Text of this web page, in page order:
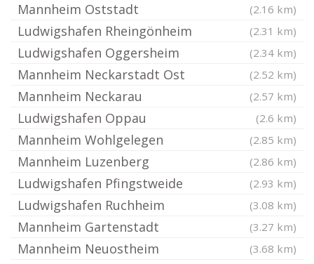
Mannheim Oststadt (2.16 km)
Ludwigshafen Rheingönheim (2.31 km)
Ludwigshafen Oggersheim (2.34 km)
Mannheim Neckarstadt Ost (2.52 km)
Mannheim Neckarau (2.57 km)
Ludwigshafen Oppau (2.6 km)
Mannheim Wohlgelegen (2.85 km)
Mannheim Luzenberg (2.86 km)
Ludwigshafen Pfingstweide (2.93 km)
Ludwigshafen Ruchheim (3.08 km)
Mannheim Gartenstadt (3.27 km)
Mannheim Neuostheim (3.68 km)